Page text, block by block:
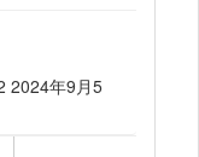
2024年9月5